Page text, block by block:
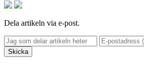
Dela artikeln via e-post.
Skicka